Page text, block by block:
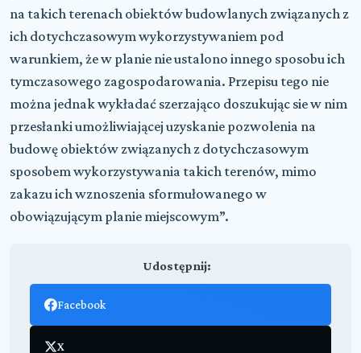
na takich terenach obiektów budowlanych związanych z
ich dotychczasowym wykorzystywaniem pod
warunkiem, że w planie nie ustalono innego sposobu ich
tymczasowego zagospodarowania. Przepisu tego nie
można jednak wykładać szerzająco doszukując sie w nim
przesłanki umożliwiającej uzyskanie pozwolenia na
budowę obiektów związanych z dotychczasowym
sposobem wykorzystywania takich terenów, mimo
zakazu ich wznoszenia sformułowanego w
obowiązującym planie miejscowym”.
Udostępnij:
Facebook
X